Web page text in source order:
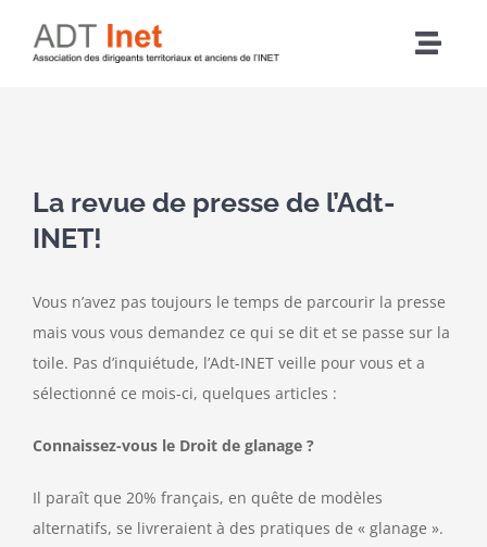
Agenda
Contact
l'image
agrandie
La revue de presse de l’Adt-
INET!
Vous n’avez pas toujours le temps de parcourir la presse
mais vous vous demandez ce qui se dit et se passe sur la
toile. Pas d’inquiétude, l’Adt-INET veille pour vous et a
sélectionné ce mois-ci, quelques articles :
Connaissez-vous le Droit de glanage ?
Il paraît que 20% français, en quête de modèles
alternatifs, se livreraient à des pratiques de « glanage ».